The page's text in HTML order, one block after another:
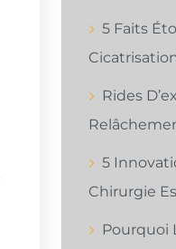
5 Faits
Rides
5
Chirurgie
Pourquoi